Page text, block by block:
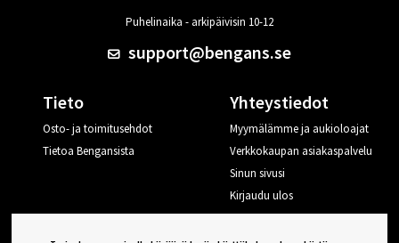
Puhelinaika - arkipäivisin 10-12
support@bengans.se
Tieto
Osto- ja toimitusehdot
Tietoa Bengansista
Yhteystiedot
Myymälämme ja aukioloajat
Verkkokaupan asiakaspalvelu
Sinun sivusi
Kirjaudu ulos